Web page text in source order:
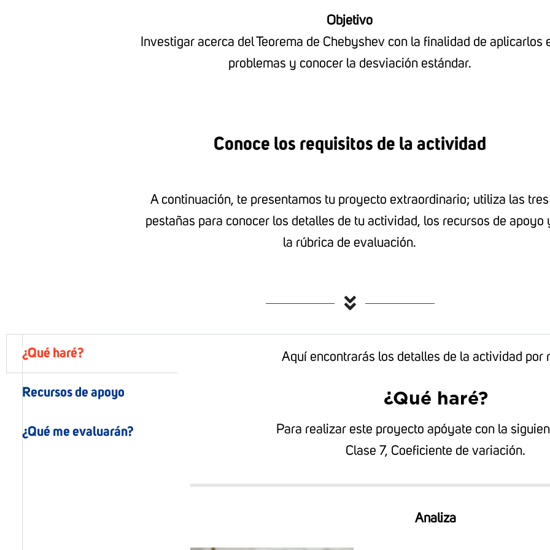
Objetivo
Investigar acerca del Teorema de Chebyshev con la finalidad de aplicarlos
problemas y conocer la desviación estándar.
Conoce los requisitos de la actividad
A continuación, te presentamos tu proyecto extraordinario; utiliza las tres
pestañas para conocer los detalles de tu actividad, los recursos de apoyo
la rúbrica de evaluación.
¿Qué haré?
Recursos de apoyo
¿Qué me evaluarán?
Aquí encontrarás los detalles de la actividad por
¿Qué haré?
Para realizar este proyecto apóyate con la
Clase 7, Coeficiente de variación.
Analiza